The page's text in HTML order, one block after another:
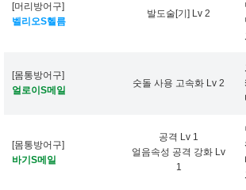
[머리방어구]
벨리오S헬름
발도술[기] Lv 2
[몸통방어구]
얼로이S메일
숫돌 사용 고속화 Lv 2
[몸통방어구]
바기S메일
공격 Lv 1
얼음속성 공격 강화 Lv
1